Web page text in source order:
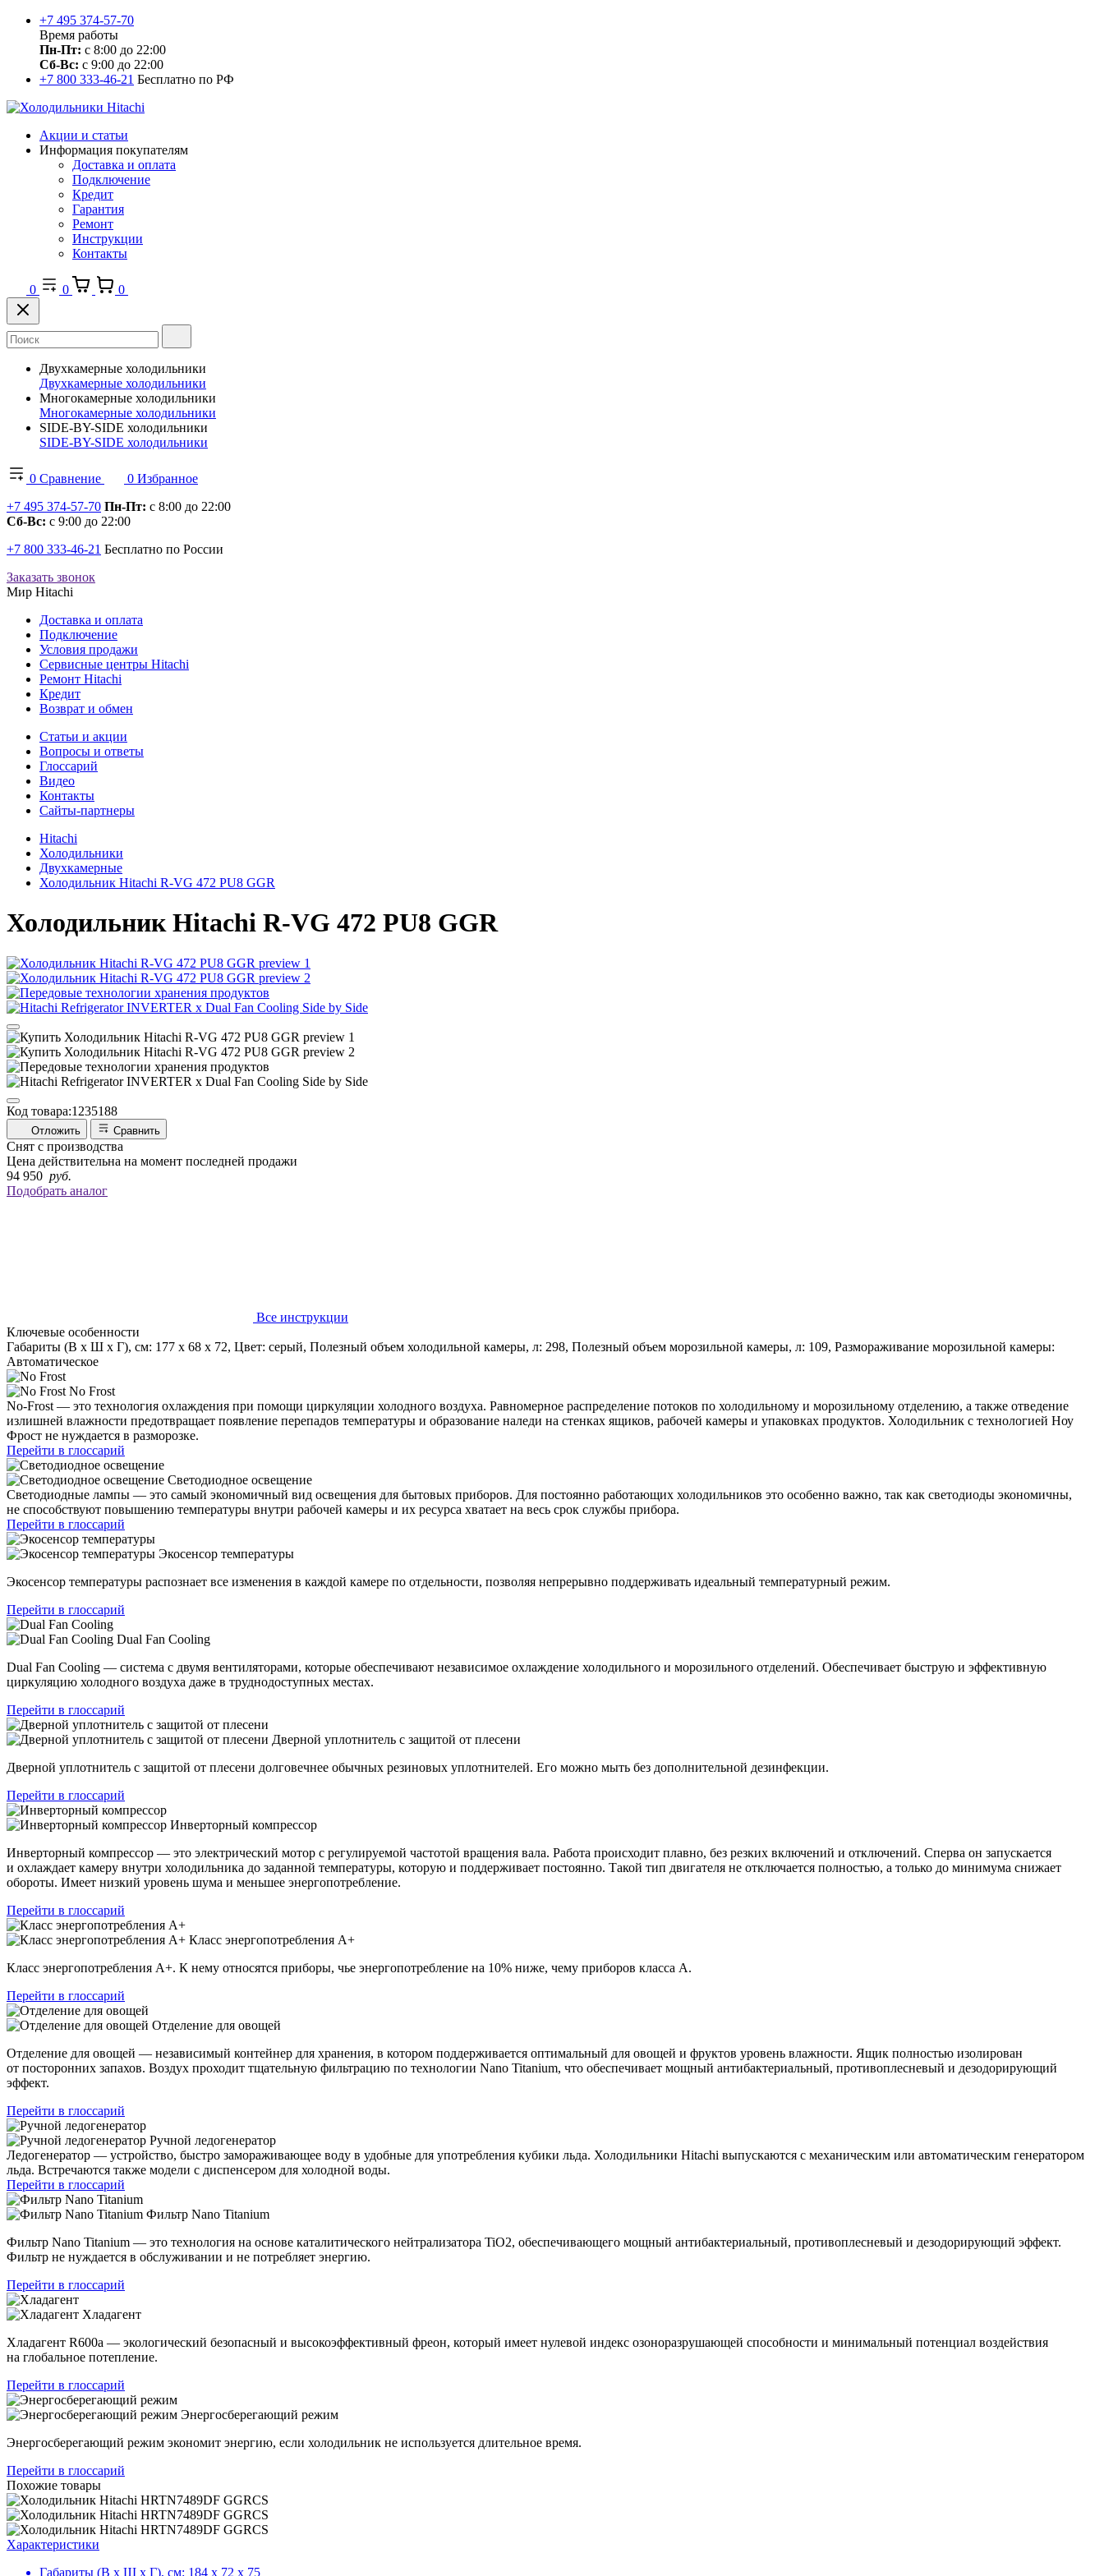
+7 495 374-57-70
Время работы
Пн-Пт: с 8:00 до 22:00
Сб-Вс: с 9:00 до 22:00
+7 800 333-46-21 Бесплатно по РФ
Акции и статьи
Информация покупателям
Доставка и оплата
Подключение
Кредит
Гарантия
Ремонт
Инструкции
Контакты
0 0 0
Двухкамерные холодильники
Двухкамерные холодильники
Многокамерные холодильники
Многокамерные холодильники
SIDE-BY-SIDE холодильники
SIDE-BY-SIDE холодильники
0 Сравнение 0 Избранное
+7 495 374-57-70 Пн-Пт: с 8:00 до 22:00
Сб-Вс: с 9:00 до 22:00
+7 800 333-46-21 Бесплатно по России
Заказать звонок
Мир Hitachi
Доставка и оплата
Подключение
Условия продажи
Сервисные центры Hitachi
Ремонт Hitachi
Кредит
Возврат и обмен
Cтатьи и акции
Вопросы и ответы
Глоссарий
Видео
Контакты
Сайты-партнеры
Hitachi
Холодильники
Двухкамерные
Холодильник Hitachi R-VG 472 PU8 GGR
ХолодильникHitachi R-VG 472 PU8 GGR
Код товара:1235188
Отложить Сравнить
Снят с производства
Цена действительна на момент последней продажи
94 950 руб.
Подобрать аналог
Все инструкции
Ключевые особенности
Габариты (В х Ш х Г), см: 177 х 68 х 72, Цвет: серый, Полезный объем холодильной камеры, л: 298, Полезный объем морозильной камеры, л: 109, Размораживание морозильной камеры:
Автоматическое
No Frost
No-Frost — это технология охлаждения при помощи циркуляции холодного воздуха. Равномерное распределение потоков по холодильному и морозильному отделению, а также отведение
излишней влажности предотвращает появление перепадов температуры и образование наледи на стенках ящиков, рабочей камеры и упаковках продуктов. Холодильник с технологией Ноу
Фрост не нуждается в разморозке.
Перейти в глоссарий
Светодиодное освещение
Светодиодные лампы — это самый экономичный вид освещения для бытовых приборов. Для постоянно работающих холодильников это особенно важно, так как светодиоды экономичны,
не способствуют повышению температуры внутри рабочей камеры и их ресурса хватает на весь срок службы прибора.
Перейти в глоссарий
Экосенсор температуры
Экосенсор температуры распознает все изменения в каждой камере по отдельности, позволяя непрерывно поддерживать идеальный температурный режим.
Перейти в глоссарий
Dual Fan Cooling
Dual Fan Cooling — система с двумя вентиляторами, которые обеспечивают независимое охлаждение холодильного и морозильного отделений. Обеспечивает быструю и эффективную
циркуляцию холодного воздуха даже в труднодоступных местах.
Перейти в глоссарий
Дверной уплотнитель с защитой от плесени
Дверной уплотнитель с защитой от плесени долговечнее обычных резиновых уплотнителей. Его можно мыть без дополнительной дезинфекции.
Перейти в глоссарий
Инверторный компрессор
Инверторный компрессор — это электрический мотор с регулируемой частотой вращения вала. Работа происходит плавно, без резких включений и отключений. Сперва он запускается
и охлаждает камеру внутри холодильника до заданной температуры, которую и поддерживает постоянно. Такой тип двигателя не отключается полностью, а только до минимума снижает
обороты. Имеет низкий уровень шума и меньшее энергопотребление.
Перейти в глоссарий
Класс энергопотребления А+
Класс энергопотребления А+. К нему относятся приборы, чье энергопотребление на 10% ниже, чему приборов класса А.
Перейти в глоссарий
Отделение для овощей
Отделение для овощей — независимый контейнер для хранения, в котором поддерживается оптимальный для овощей и фруктов уровень влажности. Ящик полностью изолирован
от посторонних запахов. Воздух проходит тщательную фильтрацию по технологии Nano Titanium, что обеспечивает мощный антибактериальный, противоплесневый и дезодорирующий
эффект.
Перейти в глоссарий
Ручной ледогенератор
Ледогенератор — устройство, быстро замораживающее воду в удобные для употребления кубики льда. Холодильники Hitachi выпускаются с механическим или автоматическим генератором
льда. Встречаются также модели с диспенсером для холодной воды.
Перейти в глоссарий
Фильтр Nano Titanium
Фильтр Nano Titanium — это технология на основе каталитического нейтрализатора TiO2, обеспечивающего мощный антибактериальный, противоплесневый и дезодорирующий эффект.
Фильтр не нуждается в обслуживании и не потребляет энергию.
Перейти в глоссарий
Хладагент
Хладагент R600a — экологический безопасный и высокоэффективный фреон, который имеет нулевой индекс озоноразрушающей способности и минимальный потенциал воздействия
на глобальное потепление.
Перейти в глоссарий
Энергосберегающий режим
Энергосберегающий режим экономит энергию, если холодильник не используется длительное время.
Перейти в глоссарий
Похожие товары
Характеристики
Габариты (В х Ш х Г), см: 184 х 72 х 75